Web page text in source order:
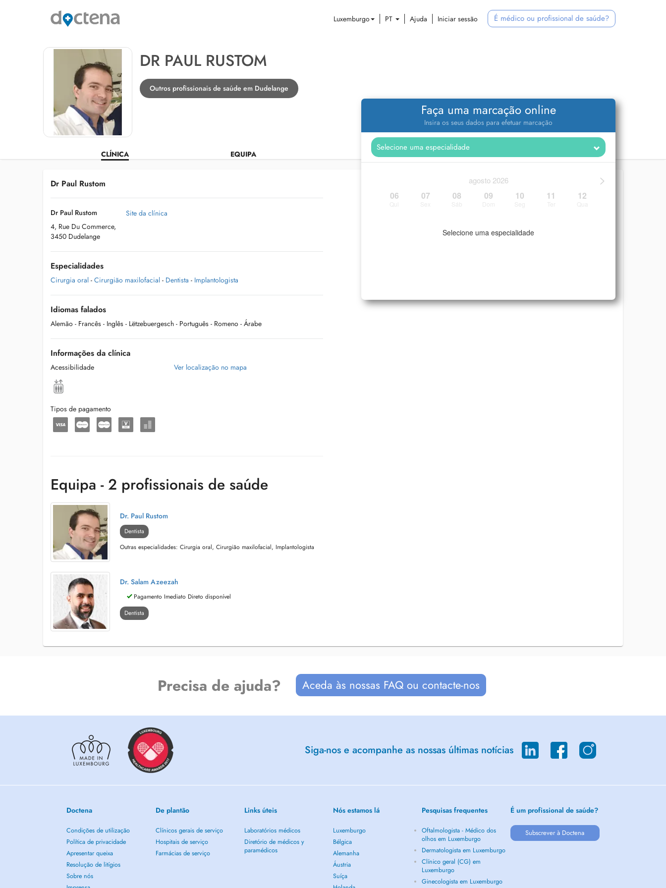
Luxemburgo PT Ajuda Iniciar sessão É médico ou profissional de saúde?
DR PAUL RUSTOM
Outros profissionais de saúde em Dudelange
CLÍNICA EQUIPA
Faça uma marcação online
Insira os seus dados para efetuar marcação
>
agosto 2026
06 07 08 09 10 11 12
Selecione uma especialidade
Dr Paul Rustom
Dr Paul Rustom
4, Rue Du Commerce,
3450 Dudelange
Site da clínica
Especialidades
Cirurgia oral - Cirurgião maxilofacial - Dentista - Implantologista
Idiomas falados
Alemão - Francês - Inglês - Lëtzebuergesch - Português - Romeno - Árabe
Informações da clínica
Acessibilidade
Tipos de pagamento
Ver localização no mapa
Equipa - 2 profissionais de saúde
Dr. Paul Rustom
Dentista
Outras especialidades: Cirurgia oral, Cirurgião maxilofacial, Implantologista
Dr. Salam Azeezah
Pagamento Imediato Direto disponível
Dentista
Precisa de ajuda? Aceda às nossas FAQ ou contacte-nos
Siga-nos e acompanhe as nossas últimas notícias
Doctena
Condições de utilização
Política de privacidade
Apresentar queixa
Resolução de litígios
Sobre nós
De plantão
Clínicos gerais de serviço
Hospitais de serviço
Farmácias de serviço
Links úteis
Laboratórios médicos
Diretório de médicos y
paramédicos
Nós estamos lá
Luxemburgo
Bélgica
Alemanha
Áustria
Suíça
Pesquisas frequentes
Oftalmologista - Médico dos
olhos em Luxemburgo
Dermatologista em Luxemburgo
Clínico geral (CG) em
Luxemburgo
Ginecologista em Luxemburgo
É um profissional de saúde?
Subscrever à Doctena